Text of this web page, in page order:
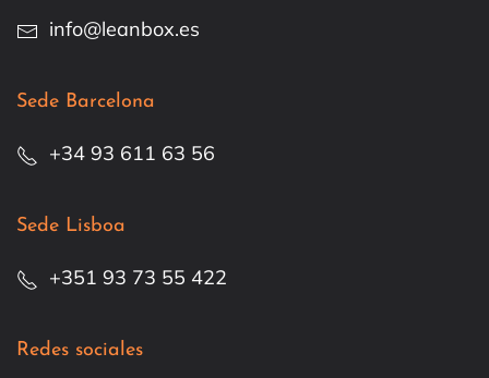
info@leanbox.es
Sede Barcelona
+34 93 611 63 56
Sede Lisboa
+351 93 73 55 422
Redes sociales